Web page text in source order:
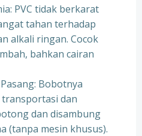
PVC tidak berkarat
tahan terhadap
alkali ringan. Cocok
bahkan cairan
Bobotnya
dan
dan disambung
(tanpa mesin khusus).